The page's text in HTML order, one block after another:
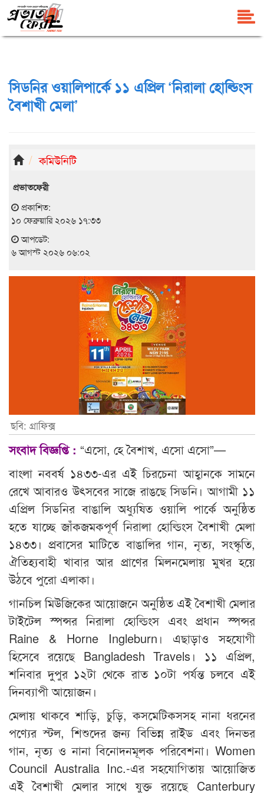
সিডনির ওয়ালিপার্কে ১১ এপ্রিল ‘নিরালা হোল্ডিংস
বৈশাখী মেলা’
কমিউনিটি
প্রভাতফেরী
প্রকাশিত:
১০ ফেব্রুয়ারি ২০২৬ ১৭:৩৩
আপডেট:
৬ আগস্ট ২০২৬ ০৬:০২
ছবি: গ্রাফিক্স
সংবাদ বিজ্ঞপ্তি : “এসো, হে বৈশাখ, এসো এসো”—
বাংলা নববর্ষ ১৪৩৩-এর এই চিরচেনা আহ্বানকে সামনে
রেখে আবারও উৎসবের সাজে রাঙছে সিডনি। আগামী ১১
এপ্রিল সিডনির বাঙালি অধ্যুষিত ওয়ালি পার্কে অনুষ্ঠিত
হতে যাচ্ছে জাঁকজমকপূর্ণ নিরালা হোল্ডিংস বৈশাখী মেলা
১৪৩৩। প্রবাসের মাটিতে বাঙালির গান, নৃত্য, সংস্কৃতি,
ঐতিহ্যবাহী খাবার আর প্রাণের মিলনমেলায় মুখর হয়ে
উঠবে পুরো এলাকা।
গানচিল মিউজিকের আয়োজনে অনুষ্ঠিত এই বৈশাখী মেলার
টাইটেল স্পন্সর নিরালা হোল্ডিংস এবং প্রধান স্পন্সর
Raine & Horne Ingleburn। এছাড়াও সহযোগী
হিসেবে রয়েছে Bangladesh Travels। ১১ এপ্রিল,
শনিবার দুপুর ১২টা থেকে রাত ১০টা পর্যন্ত চলবে এই
দিনব্যাপী আয়োজন।
মেলায় থাকবে শাড়ি, চুড়ি, কসমেটিকসসহ নানা ধরনের
পণ্যের স্টল, শিশুদের জন্য বিভিন্ন রাইড এবং দিনভর
গান, নৃত্য ও নানা বিনোদনমূলক পরিবেশনা। Women
Council Australia Inc.-এর সহযোগিতায় আয়োজিত
এই বৈশাখী মেলার সাথে যুক্ত রয়েছে Canterbury